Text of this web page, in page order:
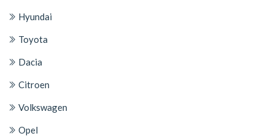
Hyundai
Toyota
Dacia
Citroen
Volkswagen
Opel